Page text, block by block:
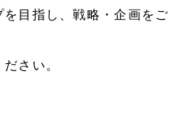
目指し、戦略・企画をご
さい。